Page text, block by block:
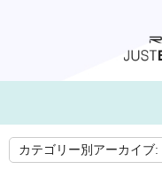
カテゴリー別アーカイブ: